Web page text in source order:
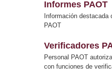
Informes PAOT
Información destacada
PAOT
Verificadores
Personal PAOT
con funciones de